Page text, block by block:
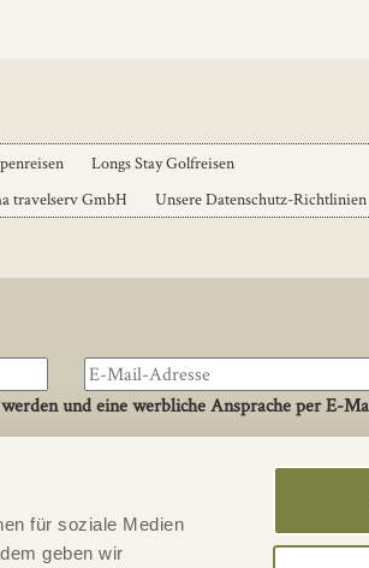
für soziale Medien
geben wir
Longs Stay Golfreisen
travelserv GmbH Unsere Datenschutz-Richtlinien
und eine werbliche Ansprache per E-